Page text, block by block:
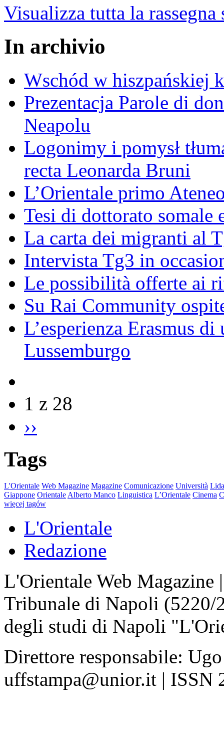
Visualizza tutta la rassegna
In archivio
Wschód w hiszpańskiej
Prezentacja Parole di
Neapolu
Logonimy i pomysł
recta Leonarda Bruni
L’Orientale primo
Tesi di dottorato somale
La carta dei migranti al
Intervista Tg3 in
Le possibilità offerte ai
Su Rai Community
L’esperienza Erasmus
Lussemburgo
1 z 28
››
Tags
L'Orientale Web Magazine Magazine Comunicazione Università
Giappone Orientale Alberto Manco Linguistica L’Orientale Cinema
więcej tagów
L'Orientale
Redazione
L'Orientale Web Magazine
Tribunale di Napoli
degli studi di Napoli
Direttore responsabile:
uffstampa@unior.it | ISSN